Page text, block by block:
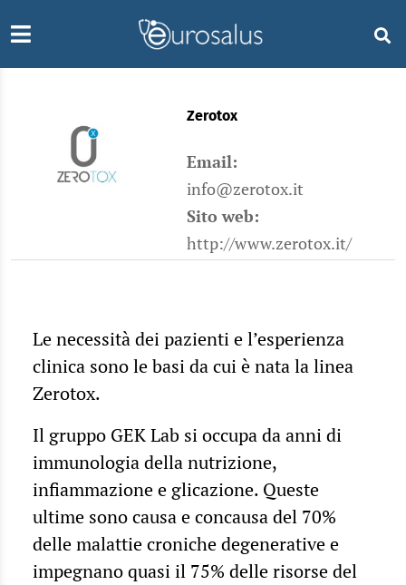
Zerotox
Email:
info@zerotox.it
Sito web:
http://www.zerotox.it/
Le necessità dei pazienti e l’esperienza
clinica sono le basi da cui è nata la linea
Zerotox.
Il gruppo GEK Lab si occupa da anni di
immunologia della nutrizione,
infiammazione e glicazione. Queste
ultime sono causa e concausa del 70%
delle malattie croniche degenerative e
impegnano quasi il 75% delle risorse del